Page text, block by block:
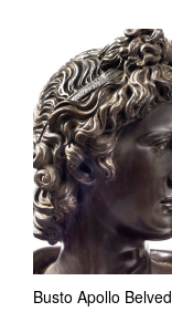
Busto Apollo